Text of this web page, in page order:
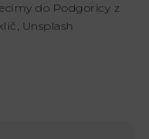
do Podgoricy z
Unsplash